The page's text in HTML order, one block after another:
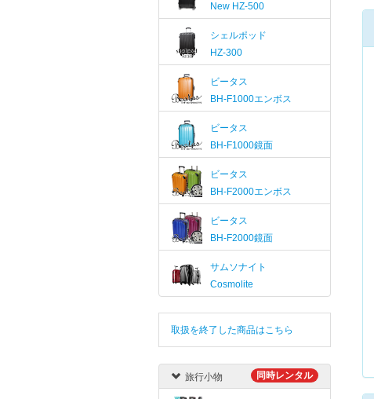
New HZ-500
シェルポッド
HZ-300
ビータス
BH-F1000エンボス
ビータス
BH-F1000鏡面
ビータス
BH-F2000エンボス
ビータス
BH-F2000鏡面
サムソナイト
Cosmolite
取扱を終了した商品はこちら
旅行小物 同時レンタル